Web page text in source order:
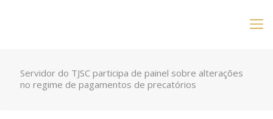
Servidor do TJSC participa de painel sobre alterações
no regime de pagamentos de precatórios